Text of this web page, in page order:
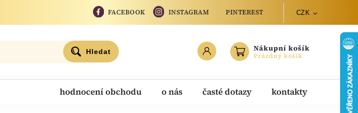
FACEBOOK INSTAGRAM PINTEREST CZK
Hledat Nákupní košík
Prázdný košík
hodnocení obchodu o nás časté dotazy kontakty